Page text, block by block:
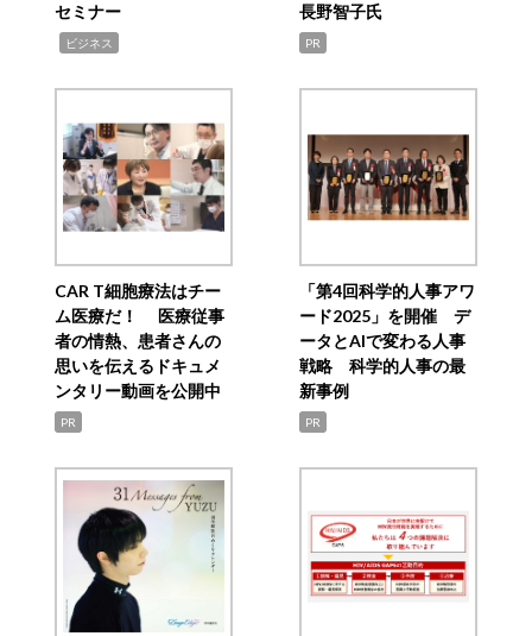
セミナー
ビジネス
長野智子氏
PR
CAR T細胞療法はチー
ム医療だ！ 医療従事
者の情熱、患者さんの
思いを伝えるドキュメ
ンタリー動画を公開中
PR
「第4回科学的人事アワ
ード2025」を開催 デ
ータとAIで変わる人事
戦略 科学的人事の最
新事例
PR